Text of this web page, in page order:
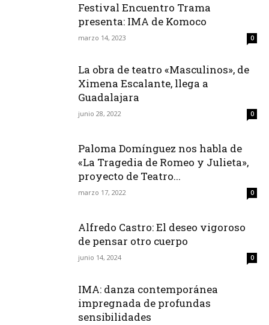
Festival Encuentro Trama
presenta: IMA de Komoco
marzo 14, 2023 0
La obra de teatro «Masculinos», de
Ximena Escalante, llega a
Guadalajara
junio 28, 2022 0
Paloma Domínguez nos habla de
«La Tragedia de Romeo y Julieta»,
proyecto de Teatro...
marzo 17, 2022 0
Alfredo Castro: El deseo vigoroso
de pensar otro cuerpo
junio 14, 2024 0
IMA: danza contemporánea
impregnada de profundas
sensibilidades